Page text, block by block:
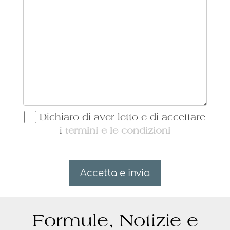
Dichiaro di aver letto e di accettare
i termini e le condizioni
Accetta e invia
Formule, Notizie e
IL